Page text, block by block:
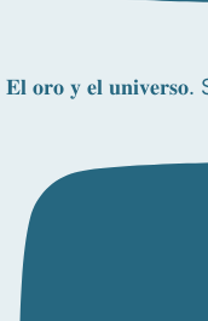
𝐄𝐥 𝐨𝐫𝐨 𝐲 𝐞𝐥